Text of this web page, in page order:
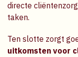
directe
taken.
Ten slotte zorgt
uitkomsten voor